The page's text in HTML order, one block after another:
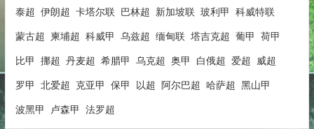
泰超 伊朗超 卡塔尔联 巴林超 新加坡联 玻利甲 科威特联
蒙古超 柬埔超 科威甲 乌兹超 缅甸联 塔吉克超 葡甲 荷甲
比甲 挪超 丹麦超 希腊甲 乌克超 奥甲 白俄超 爱超 威超
罗甲 北爱超 克亚甲 保甲 以超 阿尔巴超 哈萨超 黑山甲
波黑甲 卢森甲 法罗超